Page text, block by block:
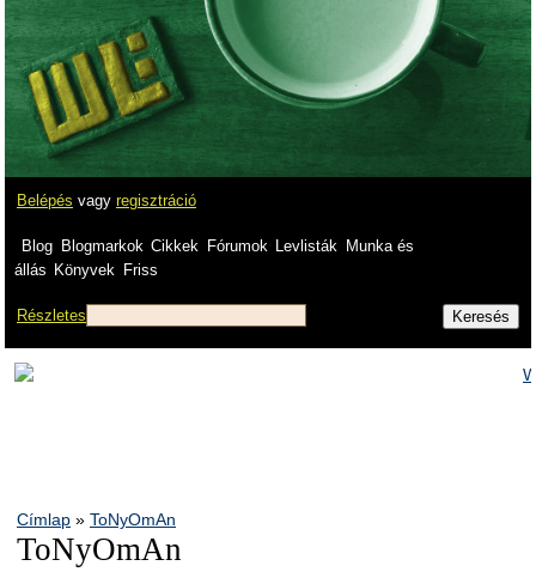
Belépés vagy regisztráció
Blog Blogmarkok Cikkek Fórumok Levlisták
Munka és
állás Könyvek Friss
Részletes
Címlap » ToNyOmAn
ToNyOmAn